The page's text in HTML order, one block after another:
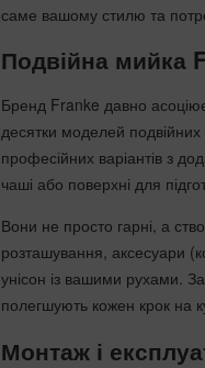
саме вашому стилю та
Подвійна мийка
Бренд Franke давно
десятки моделей
професійних варіантів з
чаші або поверхні для
Вони не просто гарні, а
розташування, аксесуари
унісон із вашими рухами.
полегшують кожен крок на
Монтаж і